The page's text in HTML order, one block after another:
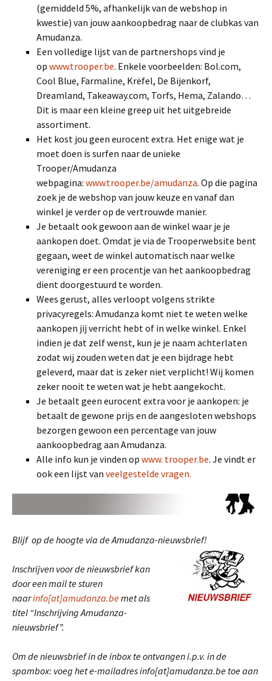
(gemiddeld 5%, afhankelijk van de webshop in
kwestie) van jouw aankoopbedrag naar de clubkas van
Amudanza.
Een volledige lijst van de partnershops vind je
op www.trooper.be. Enkele voorbeelden: Bol.com,
Cool Blue, Farmaline, Krëfel, De Bijenkorf,
Dreamland, Takeaway.com, Torfs, Hema, Zalando…
Dit is maar een kleine greep uit het uitgebreide
assortiment.
Het kost jou geen eurocent extra. Het enige wat je
moet doen is surfen naar de unieke
Trooper/Amudanza
webpagina: www.trooper.be/amudanza. Op die pagina
zoek je de webshop van jouw keuze en vanaf dan
winkel je verder op de vertrouwde manier.
Je betaalt ook gewoon aan de winkel waar je je
aankopen doet. Omdat je via de Trooperwebsite bent
gegaan, weet de winkel automatisch naar welke
vereniging er een procentje van het aankoopbedrag
dient doorgestuurd te worden.
Wees gerust, alles verloopt volgens strikte
privacyregels: Amudanza komt niet te weten welke
aankopen jij verricht hebt of in welke winkel. Enkel
indien je dat zelf wenst, kun je je naam achterlaten
zodat wij zouden weten dat je een bijdrage hebt
geleverd, maar dat is zeker niet verplicht! Wij komen
zeker nooit te weten wat je hebt aangekocht.
Je betaalt geen eurocent extra voor je aankopen: je
betaalt de gewone prijs en de aangesloten webshops
bezorgen gewoon een percentage van jouw
aankoopbedrag aan Amudanza.
Alle info kun je vinden op www. trooper.be. Je vindt er
ook een lijst van veelgestelde vragen.
Blijf op de hoogte via de Amudanza-nieuwsbrief!
Inschrijven voor de nieuwsbrief kan
door een mail te sturen
naarinfo[at]amudanza.bemet als
titel “Inschrijving Amudanza-
nieuwsbrief”.
Om de nieuwsbrief in de inbox te ontvangen i.p.v. in de
spambox: voeg het e-mailadres info[at]amudanza.be toe aan